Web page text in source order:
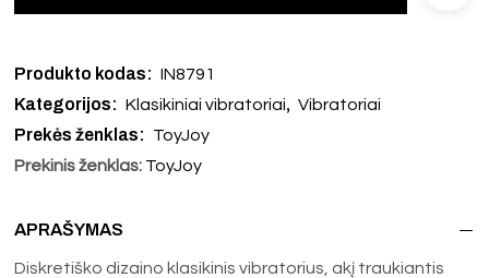
Produkto kodas: IN8791
Kategorijos: Klasikiniai vibratoriai, Vibratoriai
Prekės ženklas:
ToyJoy
Prekinis ženklas: ToyJoy
APRAŠYMAS
Diskretiško dizaino klasikinis vibratorius, akį traukiantis